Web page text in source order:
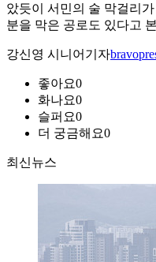
았듯이 서민의 술 막걸리
분을 막은 공로도 있다고
강신영 시니어기자
좋아요0
화나요0
슬퍼요0
더 궁금해요0
최신뉴스